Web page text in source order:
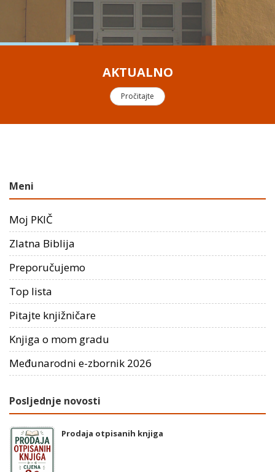
AKTUALNO
Pročitajte
Meni
Moj PKIČ
Zlatna Biblija
Preporučujemo
Top lista
Pitajte knjižničare
Knjiga o mom gradu
Međunarodni e-zbornik 2026
Posljednje novosti
Prodaja otpisanih knjiga